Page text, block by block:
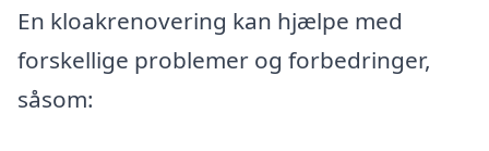
En kloakrenovering kan hjælpe med
forskellige problemer og forbedringer,
såsom: